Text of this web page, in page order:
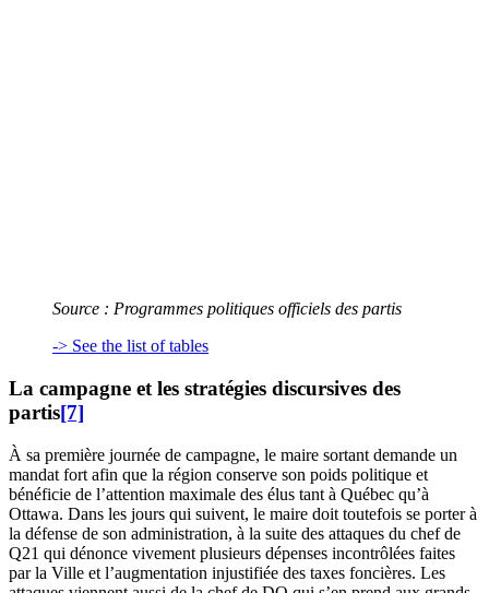
Source : Programmes politiques officiels des partis
-> See the list of tables
La campagne et les stratégies discursives des
partis[7]
À sa première journée de campagne, le maire sortant demande un
mandat fort afin que la région conserve son poids politique et
bénéficie de l’attention maximale des élus tant à Québec qu’à
Ottawa. Dans les jours qui suivent, le maire doit toutefois se porter à
la défense de son administration, à la suite des attaques du chef de
Q21 qui dénonce vivement plusieurs dépenses incontrôlées faites
par la Ville et l’augmentation injustifiée des taxes foncières. Les